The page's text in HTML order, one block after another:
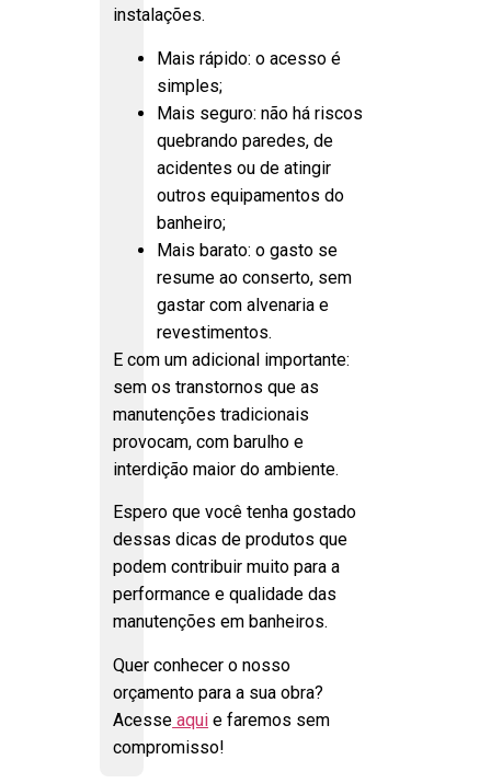
instalações.
Mais rápido: o acesso é
simples;
Mais seguro: não há riscos
quebrando paredes, de
acidentes ou de atingir
outros equipamentos do
banheiro;
Mais barato: o gasto se
resume ao conserto, sem
gastar com alvenaria e
revestimentos.
E com um adicional importante:
sem os transtornos que as
manutenções tradicionais
provocam, com barulho e
interdição maior do ambiente.
Espero que você tenha gostado
dessas dicas de produtos que
podem contribuir muito para a
performance e qualidade das
manutenções em banheiros.
Quer conhecer o nosso
orçamento para a sua obra?
Acesse aqui e faremos sem
compromisso!